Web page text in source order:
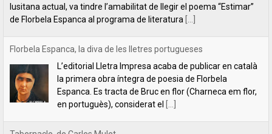
en portuguès), considerat el[...]
Tabernacle, de Carles Mulet
Una de les coses boniques del mes de setembre és
anunciar les novetats que hem anat preparant al llarg
de l'estiu. La primera és aquest tríptic poètic de Carles
Mulet:[...]
Lletra Impresa aposta per la poesia en clau feminista amb motiu